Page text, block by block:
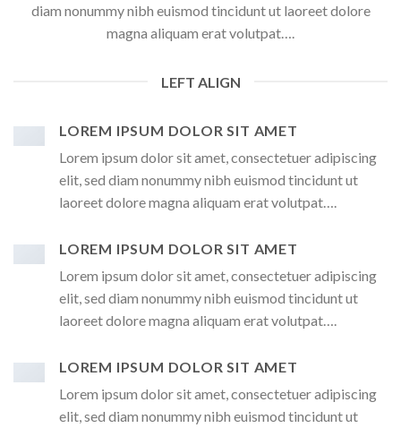
diam nonummy nibh euismod tincidunt ut laoreet dolore
magna aliquam erat volutpat….
LEFT ALIGN
LOREM IPSUM DOLOR SIT AMET
Lorem ipsum dolor sit amet, consectetuer adipiscing
elit, sed diam nonummy nibh euismod tincidunt ut
laoreet dolore magna aliquam erat volutpat….
LOREM IPSUM DOLOR SIT AMET
Lorem ipsum dolor sit amet, consectetuer adipiscing
elit, sed diam nonummy nibh euismod tincidunt ut
laoreet dolore magna aliquam erat volutpat….
LOREM IPSUM DOLOR SIT AMET
Lorem ipsum dolor sit amet, consectetuer adipiscing
elit, sed diam nonummy nibh euismod tincidunt ut